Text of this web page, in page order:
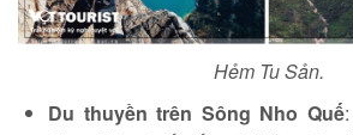
Hẻm Tu Sản.
Du thuyền trên Sông Nho Quế